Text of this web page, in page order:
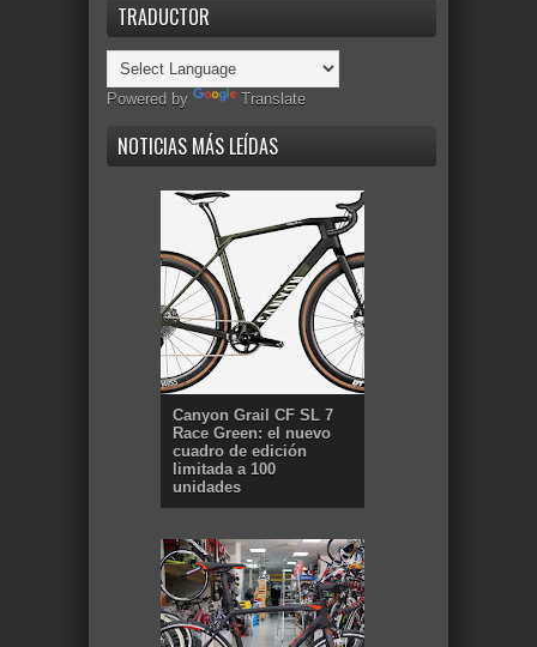
TRADUCTOR
Powered by Translate
NOTICIAS MÁS LEÍDAS
Canyon Grail CF SL 7
Race Green: el nuevo
cuadro de edición
limitada a 100
unidades